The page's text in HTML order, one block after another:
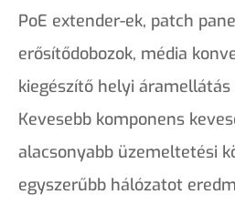
PoE extender-ek, patch
erősítődobozok, média
kiegészítő helyi
Kevesebb komponens
alacsonyabb üzemeltetési
egyszerűbb hálózatot